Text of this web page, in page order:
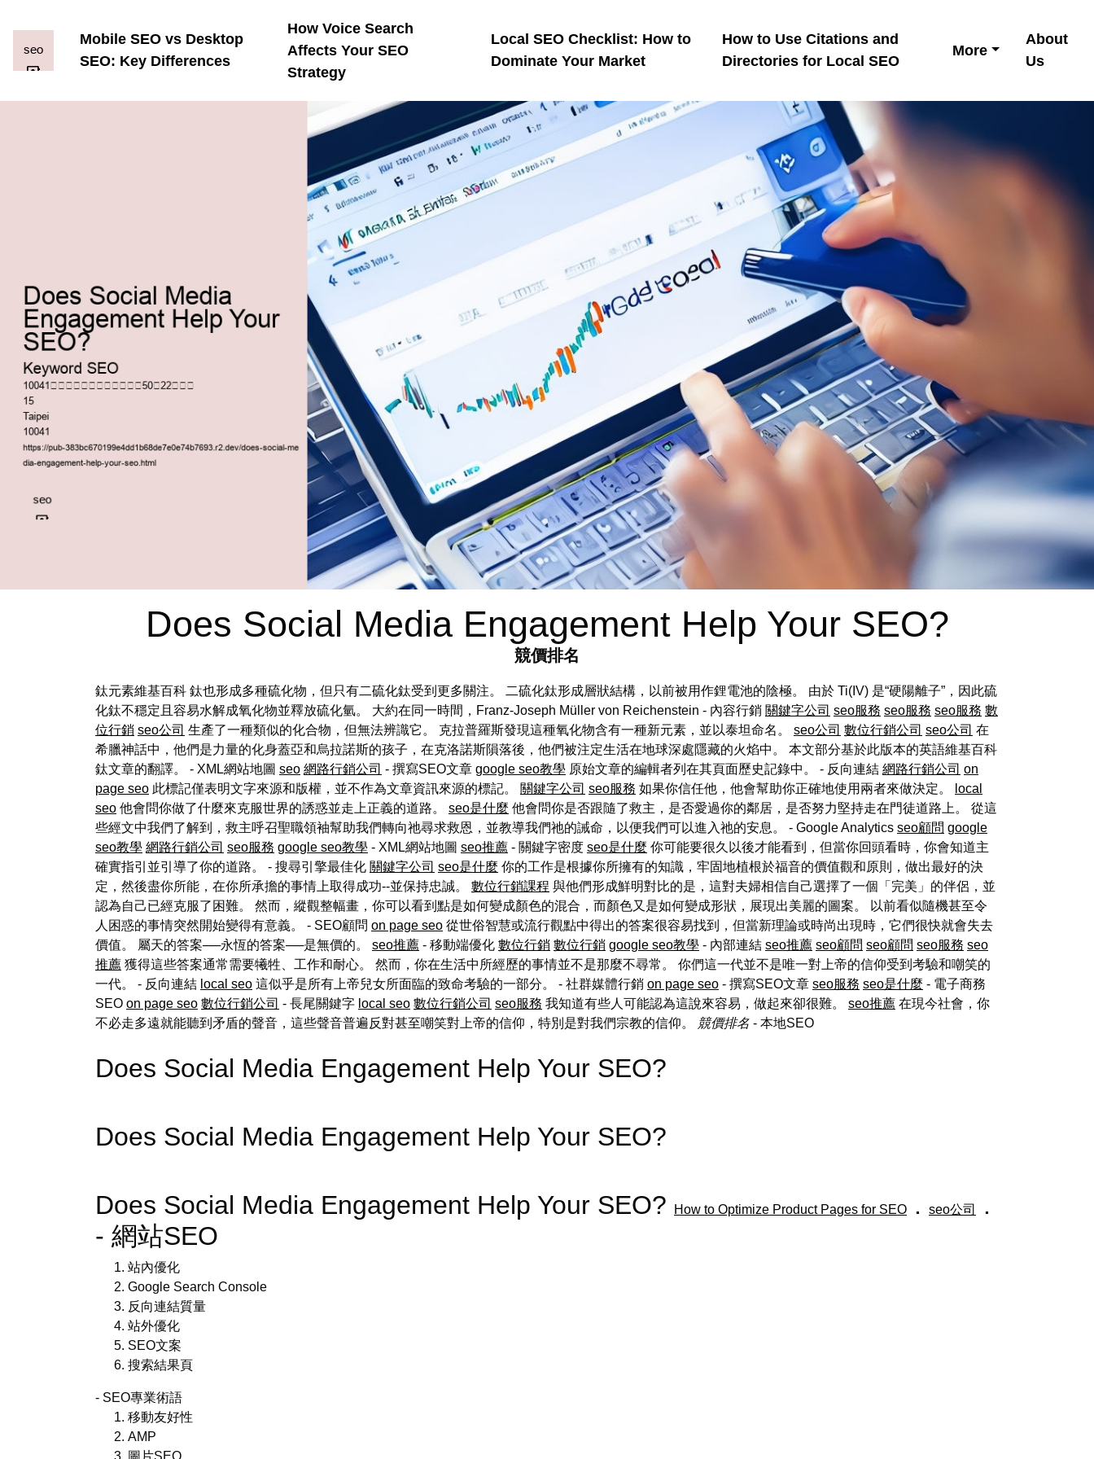
Mobile SEO vs Desktop
SEO: Key Differences
How Voice Search
Affects Your SEO
Strategy
Local SEO Checklist: How to
Dominate Your Market
How to Use Citations and
Directories for Local SEO
More
About
Us
Does Social Media Engagement Help Your SEO?
競價排名
鈦元素維基百科 鈦也形成多種硫化物，但只有二硫化鈦受到更多關注。 二硫化鈦形成層狀結構，以前被用作鋰電池的陰極。 由於 Ti(IV) 是“硬陽離子”，因此硫
化鈦不穩定且容易水解成氧化物並釋放硫化氫。 大約在同一時間，Franz-Joseph Müller von Reichenstein - 內容行銷 關鍵字公司 seo服務 seo服務 seo服務 數
位行銷 seo公司 生產了一種類似的化合物，但無法辨識它。 克拉普羅斯發現這種氧化物含有一種新元素，並以泰坦命名。 seo公司 數位行銷公司 seo公司 在
希臘神話中，他們是力量的化身蓋亞和烏拉諾斯的孩子，在克洛諾斯隕落後，他們被注定生活在地球深處隱藏的火焰中。 本文部分基於此版本的英語維基百科
鈦文章的翻譯。 - XML網站地圖 seo 網路行銷公司 - 撰寫SEO文章 google seo教學 原始文章的編輯者列在其頁面歷史記錄中。 - 反向連結 網路行銷公司 on
page seo 此標記僅表明文字來源和版權，並不作為文章資訊來源的標記。 關鍵字公司 seo服務 如果你信任他，他會幫助你正確地使用兩者來做決定。
local
seo 他會問你做了什麼來克服世界的誘惑並走上正義的道路。 seo是什麼 他會問你是否跟隨了救主，是否愛過你的鄰居，是否努力堅持走在門徒道路上。 從這
些經文中我們了解到，救主呼召聖職領袖幫助我們轉向祂尋求救恩，並教導我們祂的誡命，以便我們可以進入祂的安息。 - Google Analytics seo顧問 google
seo教學 網路行銷公司 seo服務 google seo教學 - XML網站地圖 seo推薦 - 關鍵字密度 seo是什麼 你可能要很久以後才能看到，但當你回頭看時，你會知道主
確實指引並引導了你的道路。 - 搜尋引擎最佳化 關鍵字公司 seo是什麼 你的工作是根據你所擁有的知識，牢固地植根於福音的價值觀和原則，做出最好的決
定，然後盡你所能，在你所承擔的事情上取得成功--並保持忠誠。 數位行銷課程 與他們形成鮮明對比的是，這對夫婦相信自己選擇了一個「完美」的伴侶，並
認為自己已經克服了困難。 然而，縱觀整幅畫，你可以看到點是如何變成顏色的混合，而顏色又是如何變成形狀，展現出美麗的圖案。 以前看似隨機甚至令
人困惑的事情突然開始變得有意義。 - SEO顧問 on page seo 從世俗智慧或流行觀點中得出的答案很容易找到，但當新理論或時尚出現時，它們很快就會失去
價值。 屬天的答案──永恆的答案──是無價的。 seo推薦 - 移動端優化 數位行銷 數位行銷 google seo教學 - 內部連結 seo推薦 seo顧問 seo顧問 seo服務 seo
推薦 獲得這些答案通常需要犧牲、工作和耐心。 然而，你在生活中所經歷的事情並不是那麼不尋常。 你們這一代並不是唯一對上帝的信仰受到考驗和嘲笑的
一代。 - 反向連結 local seo 這似乎是所有上帝兒女所面臨的致命考驗的一部分。 - 社群媒體行銷 on page seo - 撰寫SEO文章 seo服務 seo是什麼 - 電子商務
SEO on page seo 數位行銷公司 - 長尾關鍵字 local seo 數位行銷公司 seo服務 我知道有些人可能認為這說來容易，做起來卻很難。 seo推薦 在現今社會，你
不必走多遠就能聽到矛盾的聲音，這些聲音普遍反對甚至嘲笑對上帝的信仰，特別是對我們宗教的信仰。
競價排名 - 本地SEO
Does Social Media Engagement Help Your SEO?
Does Social Media Engagement Help Your SEO?
Does Social Media Engagement Help Your SEO? How to Optimize Product Pages for SEO . seo公司
.
- 網站SEO
站內優化
Google Search Console
反向連結質量
站外優化
SEO文案
搜索結果頁
- SEO專業術語
移動友好性
AMP